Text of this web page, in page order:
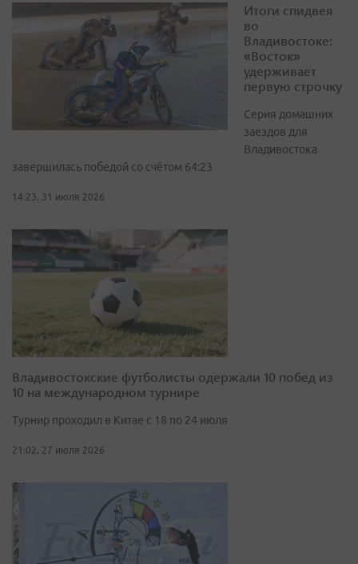
Итоги спидвея
во
Владивостоке:
«Восток»
удерживает
первую строчку
Серия домашних
заездов для
Владивостока
завершилась победой со счётом 64:23
14:23, 31 июля 2026
Владивостокские футболисты одержали 10 побед из
10 на международном турнире
Турнир проходил в Китае с 18 по 24 июля
21:02, 27 июля 2026